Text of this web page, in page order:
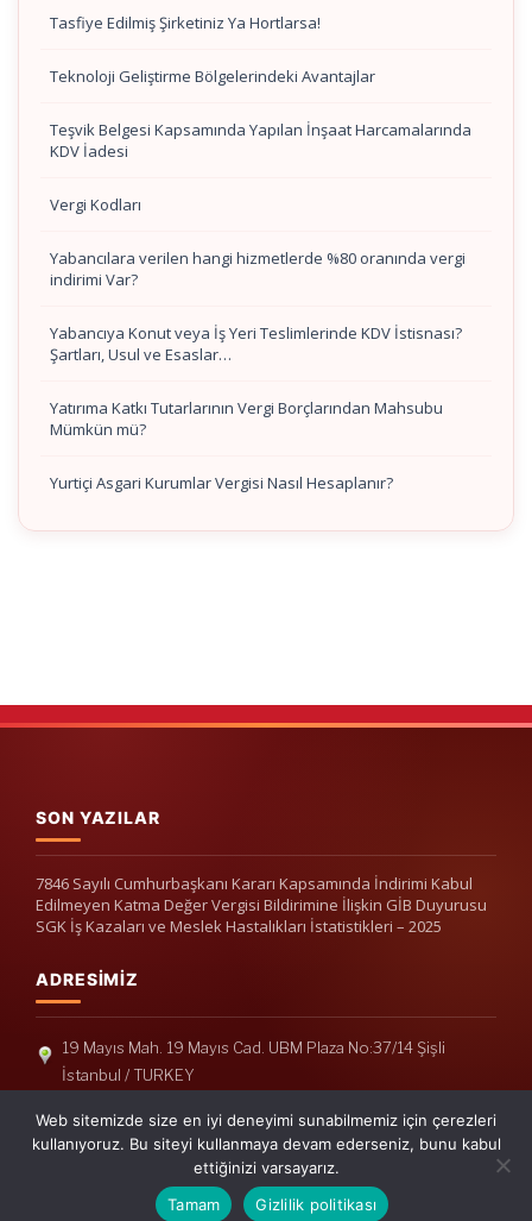
Tasfiye Edilmiş Şirketiniz Ya Hortlarsa!
Teknoloji Geliştirme Bölgelerindeki Avantajlar
Teşvik Belgesi Kapsamında Yapılan İnşaat Harcamalarında
KDV İadesi
Vergi Kodları
Yabancılara verilen hangi hizmetlerde %80 oranında vergi
indirimi Var?
Yabancıya Konut veya İş Yeri Teslimlerinde KDV İstisnası?
Şartları, Usul ve Esaslar…
Yatırıma Katkı Tutarlarının Vergi Borçlarından Mahsubu
Mümkün mü?
Yurtiçi Asgari Kurumlar Vergisi Nasıl Hesaplanır?
SON YAZILAR
7846 Sayılı Cumhurbaşkanı Kararı Kapsamında İndirimi Kabul
Edilmeyen Katma Değer Vergisi Bildirimine İlişkin GİB Duyurusu
SGK İş Kazaları ve Meslek Hastalıkları İstatistikleri – 2025
ADRESIMIZ
19 Mayıs Mah. 19 Mayıs Cad. UBM Plaza No:37/14 Şişli
İstanbul / TURKEY
Telefon: +90(212) 240 33 39
Telefon: +90(212) 248 19 36
info@erisymm.com
Web sitemizde size en iyi deneyimi sunabilmemiz için çerezleri
kullanıyoruz. Bu siteyi kullanmaya devam ederseniz, bunu kabul
ettiğinizi varsayarız.
Tamam
Gizlilik politikası